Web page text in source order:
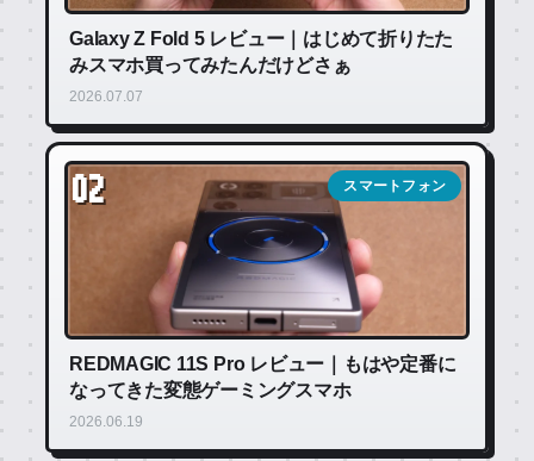
Galaxy Z Fold 5 レビュー｜はじめて折りたた
みスマホ買ってみたんだけどさぁ
2026.07.07
02 スマートフォン
REDMAGIC 11S Pro レビュー｜もはや定番に
なってきた変態ゲーミングスマホ
2026.06.19